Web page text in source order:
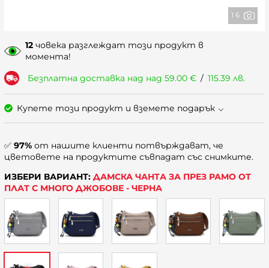
1 6
12 човека разглеждат този продукт в
момента!
Безплатна доставка над над 59.00 € / 115.39 лв.
Купете този продукт и вземете подарък
✅ 97% от нашите клиенти потвърждават, че
цветовете на продуктите съвпадат със снимките.
ИЗБЕРИ ВАРИАНТ: ДАМСКА ЧАНТА ЗА ПРЕЗ РАМО ОТ
ПЛАТ С МНОГО ДЖОБОВЕ - ЧЕРНА